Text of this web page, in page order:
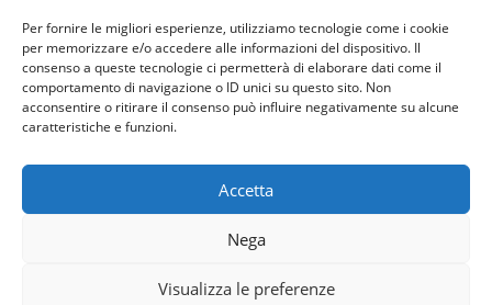
Per fornire le migliori esperienze, utilizziamo tecnologie come i cookie
per memorizzare e/o accedere alle informazioni del dispositivo. Il
consenso a queste tecnologie ci permetterà di elaborare dati come il
comportamento di navigazione o ID unici su questo sito. Non
acconsentire o ritirare il consenso può influire negativamente su alcune
caratteristiche e funzioni.
Accetta
Nega
Visualizza le preferenze
COOKIE
POLICY
PRIVACY